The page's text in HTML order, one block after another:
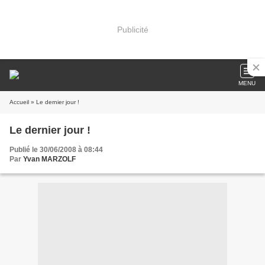
Publicité
MENU
Accueil » Le dernier jour !
Le dernier jour !
Publié le 30/06/2008 à 08:44
Par Yvan MARZOLF